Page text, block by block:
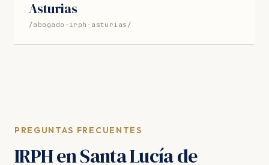
Asturias
/abogado-irph-asturias/
PREGUNTAS FRECUENTES
IRPH en Santa Lucía de